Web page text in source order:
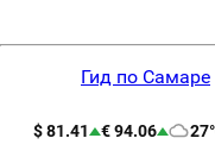
Гид по Самаре
$ 81.41 € 94.06